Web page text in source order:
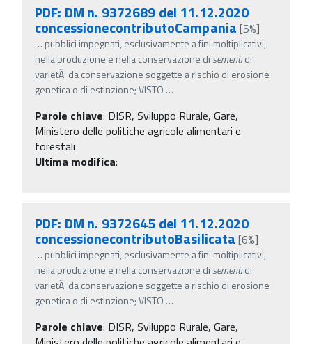
PDF: DM n. 9372689 del 11.12.2020
concessionecontributoCampania [5%]
… pubblici impegnati, esclusivamente a fini moltiplicativi,
nella produzione e nella conservazione di sementidi
varietÃ da conservazione soggette a rischio di erosione
genetica o di estinzione; VISTO …
Parole chiave: DISR, Sviluppo Rurale, Gare,
Ministero delle politiche agricole alimentari e
forestali
Ultima modifica:
PDF: DM n. 9372645 del 11.12.2020
concessionecontributoBasilicata [6%]
… pubblici impegnati, esclusivamente a fini moltiplicativi,
nella produzione e nella conservazione di sementidi
varietÃ da conservazione soggette a rischio di erosione
genetica o di estinzione; VISTO …
Parole chiave: DISR, Sviluppo Rurale, Gare,